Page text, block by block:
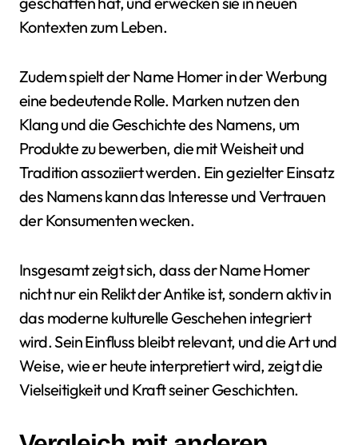
Kontexten zum Leben.
Zudem spielt der Name Homer in der Werbung
eine bedeutende Rolle. Marken nutzen den
Klang und die Geschichte des Namens, um
Produkte zu bewerben, die mit Weisheit und
Tradition assoziiert werden. Ein gezielter Einsatz
des Namens kann das Interesse und Vertrauen
der Konsumenten wecken.
Insgesamt zeigt sich, dass der Name Homer
nicht nur ein Relikt der Antike ist, sondern aktiv in
das moderne kulturelle Geschehen integriert
wird. Sein Einfluss bleibt relevant, und die Art und
Weise, wie er heute interpretiert wird, zeigt die
Vielseitigkeit und Kraft seiner Geschichten.